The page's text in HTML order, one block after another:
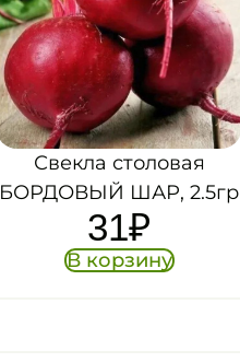
Свекла столовая
БОРДОВЫЙ ШАР, 2.5гр
31₽
В корзину